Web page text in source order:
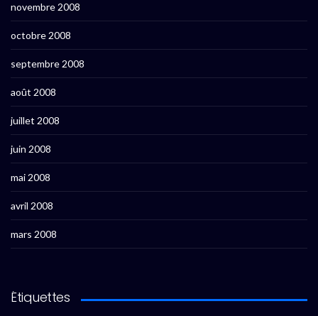
novembre 2008
octobre 2008
septembre 2008
août 2008
juillet 2008
juin 2008
mai 2008
avril 2008
mars 2008
Étiquettes